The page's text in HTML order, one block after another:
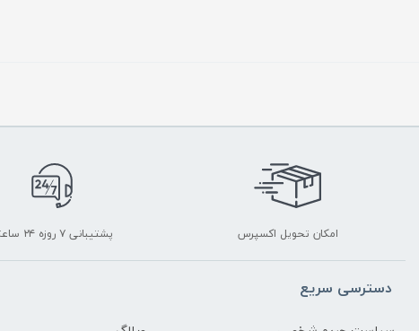
امکان تحویل اکسپرس پشتیبانی ۷ روزه ۲۴ ساعته
دسترسی سریع